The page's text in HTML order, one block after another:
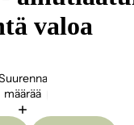
valoa
määrää